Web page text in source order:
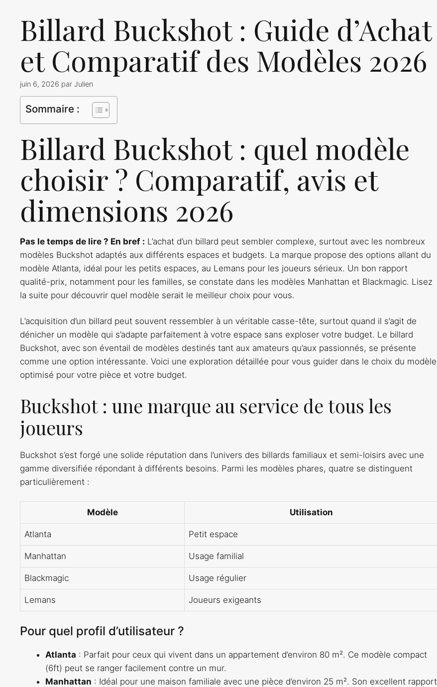
Billard Buckshot : Guide d’Achat
et Comparatif des Modèles 2026
juin 6, 2026 par Julien
Sommaire :
Billard Buckshot : quel modèle
choisir ? Comparatif, avis et
dimensions 2026
Pas le temps de lire ? En bref : L’achat d’un billard peut sembler complexe, surtout avec les nombreux
modèles Buckshot adaptés aux différents espaces et budgets. La marque propose des options allant du
modèle Atlanta, idéal pour les petits espaces, au Lemans pour les joueurs sérieux. Un bon rapport
qualité-prix, notamment pour les familles, se constate dans les modèles Manhattan et Blackmagic. Lisez
la suite pour découvrir quel modèle serait le meilleur choix pour vous.
L’acquisition d’un billard peut souvent ressembler à un véritable casse-tête, surtout quand il s’agit de
dénicher un modèle qui s’adapte parfaitement à votre espace sans exploser votre budget. Le billard
Buckshot, avec son éventail de modèles destinés tant aux amateurs qu’aux passionnés, se présente
comme une option intéressante. Voici une exploration détaillée pour vous guider dans le choix du modèle
optimisé pour votre pièce et votre budget.
Buckshot : une marque au service de tous les
joueurs
Buckshot s’est forgé une solide réputation dans l’univers des billards familiaux et semi-loisirs avec une
gamme diversifiée répondant à différents besoins. Parmi les modèles phares, quatre se distinguent
particulièrement :
Modèle Utilisation
Atlanta Petit espace
Manhattan Usage familial
Blackmagic Usage régulier
Lemans Joueurs exigeants
Pour quel profil d’utilisateur ?
Atlanta : Parfait pour ceux qui vivent dans un appartement d’environ 80 m². Ce modèle compact
(6ft) peut se ranger facilement contre un mur.
Manhattan : Idéal pour une maison familiale avec une pièce d’environ 25 m². Son excellent rapport